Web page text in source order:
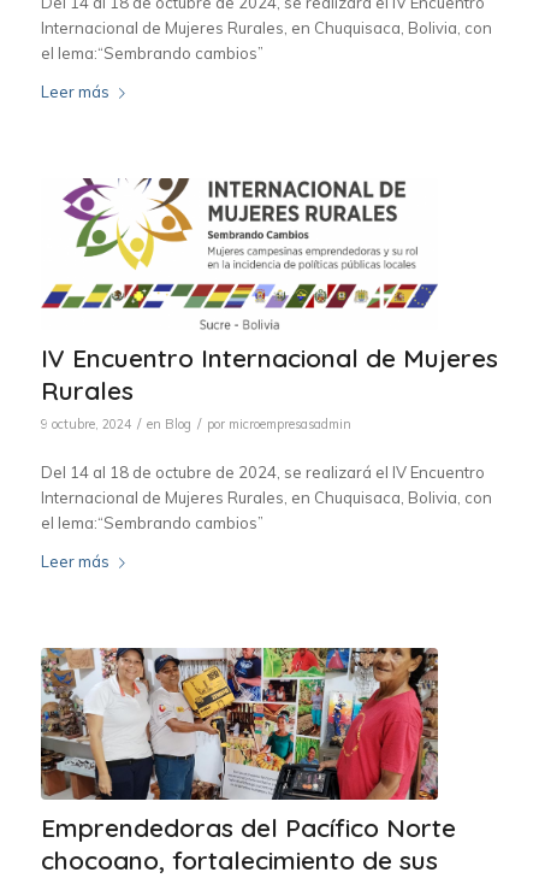
Internacional de Mujeres Rurales, en Chuquisaca, Bolivia, con
el lema:“Sembrando cambios”
Leer más
IV Encuentro Internacional de Mujeres
Rurales
9 octubre, 2024 / en Blog / por microempresasadmin
Del 14 al 18 de octubre de 2024, se realizará el IV Encuentro
Internacional de Mujeres Rurales, en Chuquisaca, Bolivia, con
el lema:“Sembrando cambios”
Leer más
Emprendedoras del Pacífico Norte
chocoano, fortalecimiento de sus